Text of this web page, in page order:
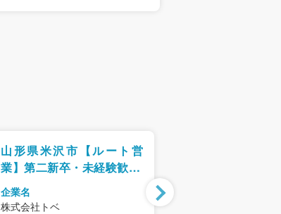
山形県米沢市【ルート営
業】第二新卒・未経験歓迎/
年間休日120日以上/既存中
心・ノルマなし
企業名
株式会社トベ